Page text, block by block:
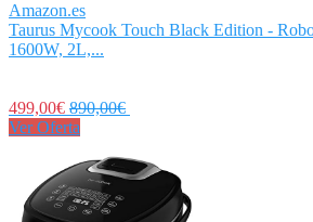
Amazon.es
Taurus Mycook Touch Black Edition -
1600W, 2L,...
499,00€ 890,00€
Ver Oferta